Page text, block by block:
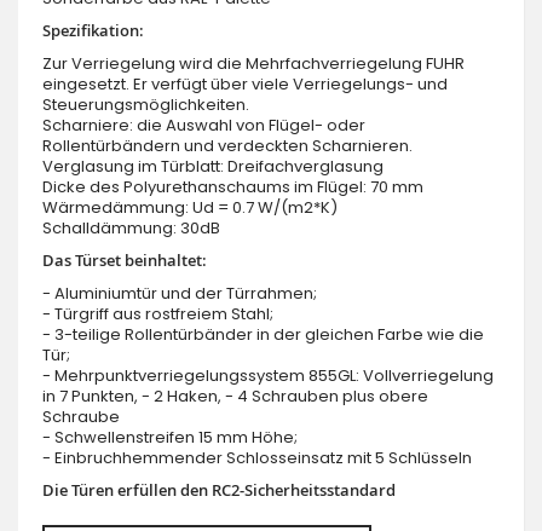
Spezifikation:
Zur Verriegelung wird die Mehrfachverriegelung FUHR
eingesetzt. Er verfügt über viele Verriegelungs- und
Steuerungsmöglichkeiten.
Scharniere: die Auswahl von Flügel- oder
Rollentürbändern und verdeckten Scharnieren.
Verglasung im Türblatt: Dreifachverglasung
Dicke des Polyurethanschaums im Flügel: 70 mm
Wärmedämmung: Ud = 0.7 W/(m2*K)
Schalldämmung: 30dB
Das Türset beinhaltet:
- Aluminiumtür und der Türrahmen;
- Türgriff aus rostfreiem Stahl;
- 3-teilige Rollentürbänder in der gleichen Farbe wie die
Tür;
- Mehrpunktverriegelungssystem 855GL: Vollverriegelung
in 7 Punkten, - 2 Haken, - 4 Schrauben plus obere
Schraube
- Schwellenstreifen 15 mm Höhe;
- Einbruchhemmender Schlosseinsatz mit 5 Schlüsseln
Die Türen erfüllen den RC2-Sicherheitsstandard